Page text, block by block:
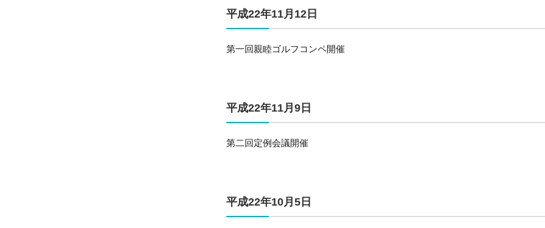
平成22年11月12日
第一回親睦ゴルフコンペ開催
平成22年11月9日
第二回定例会議開催
平成22年10月5日